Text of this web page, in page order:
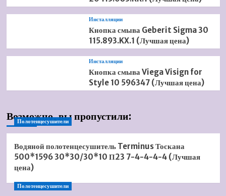
Инсталляции
Кнопка смыва Geberit Sigma 30
115.893.KX.1 (Лучшая цена)
Инсталляции
Кнопка смыва Viega Visign for
Style 10 596347 (Лучшая цена)
Возможно, вы пропустили:
Полотенцесушители
Водяной полотенцесушитель Terminus Тоскана
500*1596 30*30/30*10 П23 7-4-4-4-4 (Лучшая
цена)
Полотенцесушители